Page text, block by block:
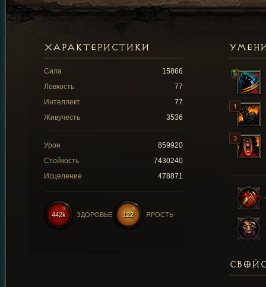
ХАРАКТЕРИСТИКИ
Сила
15866
Ловкость
77
Интеллект
77
Живучесть
3536
Урон
859920
Стойкость
7430240
Исцеление
478871
122 ЯРОСТЬ
442k ЗДОРОВЬЕ